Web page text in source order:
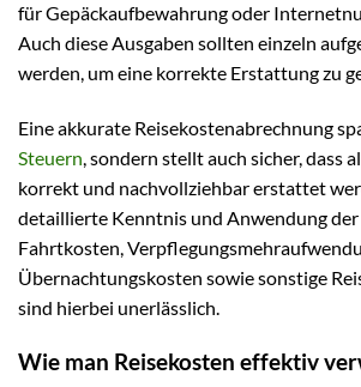
für Gepäckaufbewahrung oder
Auch diese Ausgaben sollten einzeln
werden, um eine korrekte Erstattung zu
Eine akkurate Reisekostenabrechnung
Steuern, sondern stellt auch sicher, dass
korrekt und nachvollziehbar erstattet
detaillierte Kenntnis und Anwendung der
Fahrtkosten,
Übernachtungskosten sowie sonstige
sind hierbei unerlässlich.
Wie man Reisekosten effektiv